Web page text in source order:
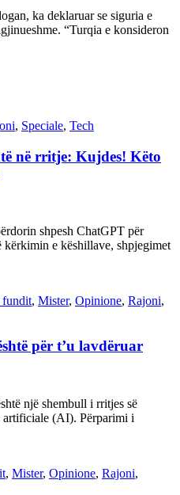
ka deklaruar se siguria e
“Turqia e konsideron
, Speciale, Tech
në rritje: Kujdes! Këto
shpesh ChatGPT për
kërkimin e këshillave, shpjegimet
fundit, Mister, Opinione, Rajoni,
për t’u lavdëruar
një shembull i rritjes së
artificiale (AI). Përparimi i
, Mister, Opinione, Rajoni,